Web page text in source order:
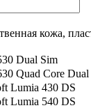
кожа,
Dual Sim
Quad Core Dual
Lumia 430 DS
Lumia 540 DS